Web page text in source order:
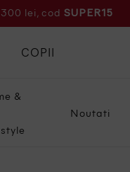
lei, cod SUPER15
&
Noutati
COPII